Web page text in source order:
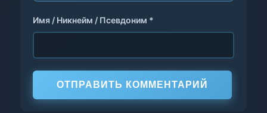
Имя / Никнейм / Псевдоним *
ОТПРАВИТЬ КОММЕНТАРИЙ